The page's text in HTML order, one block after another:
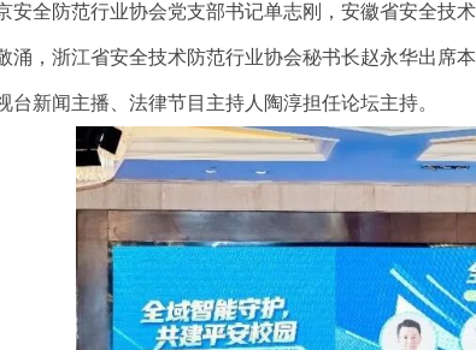
安全防范行业协会党支部书记单志刚，安徽省安全技
涌，浙江省安全技术防范行业协会秘书长赵永华出席
台新闻主播、法律节目主持人陶淳担任论坛主持。